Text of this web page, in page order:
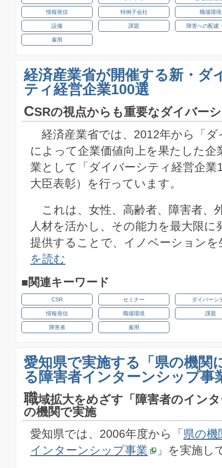
情報発信 特例子会社 職場環境
設備 課題 障害への配慮
雇用
経済産業省が開催する新・ダ
ティ経営企業100選
CSRの視点からも重要なダイバー
経済産業省では、2012年から「ダ
によって企業価値向上を果たした企
業として「ダイバーシティ経営企業
大臣表彰）を行っています。
これは、女性、高齢者、障害者、
人材を活かし、その能力を最大限に
提供することで、イノベーション
を読む
■関連キーワード
CSR セミナー ダイバーシ
情報発信 職場環境 課題
障害者 雇用
愛知県で実施する「県の機関
る障害者インターンシップ事
職域拡大をめざす「障害者のイン
の機関で実施
愛知県では、2006年度から「 県の機
インターンシップ事業
」を実施し